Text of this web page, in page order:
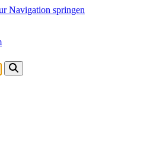
Navigation springen